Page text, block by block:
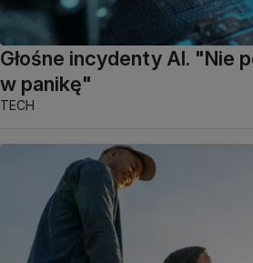
Głośne incydenty AI. "Nie
w panikę"
TECH